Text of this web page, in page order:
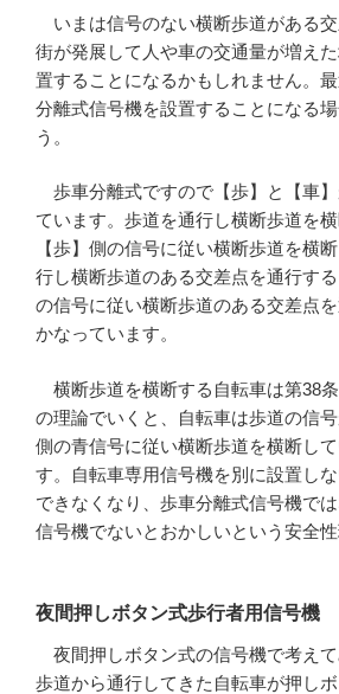
いまは信号のない横断歩道がある交
街が発展して人や車の交通量が増え
置することになるかもしれません。
分離式信号機を設置することになる
う。
歩車分離式ですので【歩】と【車
ています。歩道を通行し横断歩道を
【歩】側の信号に従い横断歩道を横
行し横断歩道のある交差点を通行す
の信号に従い横断歩道のある交差点
かなっています。
横断歩道を横断する自転車は第38
の理論でいくと、自転車は歩道の信
側の青信号に従い横断歩道を横断し
す。自転車専用信号機を別に設置し
できなくなり、歩車分離式信号機で
信号機でないとおかしいという安全性
夜間押しボタン式歩行者用信号機
夜間押しボタン式の信号機で考え
歩道から通行してきた自転車が押し